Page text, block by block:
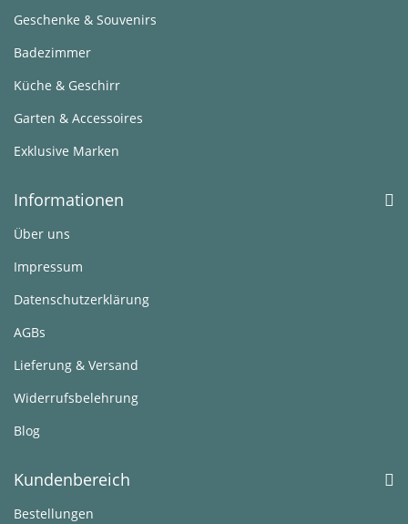
Geschenke & Souvenirs
Badezimmer
Küche & Geschirr
Garten & Accessoires
Exklusive Marken
Informationen
Über uns
Impressum
Datenschutzerklärung
AGBs
Lieferung & Versand
Widerrufsbelehrung
Blog
Kundenbereich
Bestellungen